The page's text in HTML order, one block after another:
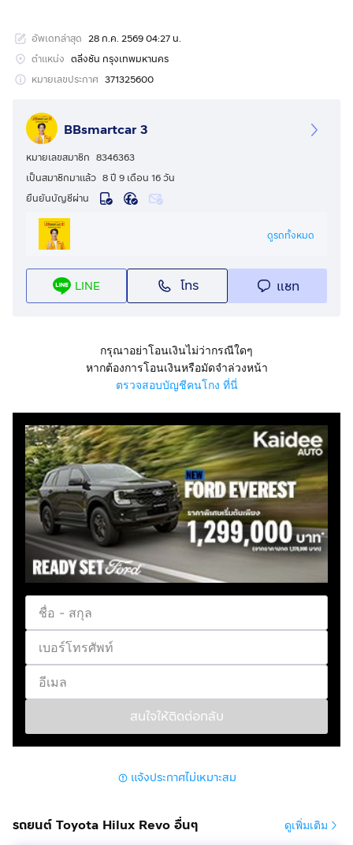
นาที ไม่ผ่านคืนเงินจองทุกกรณี
🔥รับประกันคุณภาพ ไม่พอใจยินดีคืนเงินภายใน 14 วัน ที่
เดียวในประเทศ
🔥รถทุกคันผ่านตรวจสอบ Inspection เรียบแล้วค่ะ ผ่าน 5
ดาวทุกคันค่ะ
🔥ซื้อรถกับ BB พร้อมให้คำปรึกษา แก้ทุกปัญหา ให้ทุกเรื่อง
บริการ call center 24 ชม.
20,000 km.
🔥ฟรี!! แพคเก็จ ขัดเคลือบแก้ว มูลค่า 15,000 บาท ทุกคัน
🔥มี 6 สาขา ในกรุงเทพและปริมณฑลใกล้บ้านท่าน
สาขา 3 ถนนกาญจนาภิเษก ใกล้กับโลตัสบางใหญ่
Brand : TOYOTA Year : 2021
Model : REVO Grade : 2.4 ENTRY STANDARD CAB
Engine : 2400 CC. Type : ดีเซล
(ซื้อสด ราคานี้ยังไม่รวมค่าดำเนินการ 10,000 บ.)
🚩 Price 359,000 บาท
ยอดจัด : 369,000 บาท
เงินดาวน์ : ฟรีเงินดาวน์
ประกันภัย : ฟรีประกันภัย 1 ปี
ค่าดำเนินการ : 10,000 บาท
รวมออกรถ : 0 บาท
ผ่อน 36 งวด = 12,773 บาท
ผ่อน 60 งวด = 8,393 บาท
ผ่อน 72 งวด = 7,538 บาท
ผ่อน 84 งวด = 6,790 บาท
*เงื่อนไขเป็นไปตามที่ไฟแนนซ์กำหนด
โปรโมชั่นพิเศษ สำหรับลูกค้าเครดิตดี
📍48 งวด = 2.89%
📍72 งวด = 4.49%
อัพเดทล่าสุด 28 ก.ค. 2569 04:27 น.
ตำแหน่ง ตลิ่งชัน กรุงเทพมหานคร
หมายเลขประกาศ 371325600
BBsmartcar 3
หมายเลขสมาชิก 8346363
เป็นสมาชิกมาแล้ว 8 ปี 9 เดือน 16 วัน
ยืนยันบัญชีผ่าน
ดูรถทั้งหมด
LINE โทร แชท
กรุณาอย่าโอนเงินไม่ว่ากรณีใดๆ
หากต้องการโอนเงินหรือมัดจำล่วงหน้า
ตรวจสอบบัญชีคนโกง ที่นี่
สนใจให้ติดต่อกลับ
แจ้งประกาศไม่เหมาะสม
รถยนต์ Toyota Hilux Revo อื่นๆ ดูเพิ่มเติม